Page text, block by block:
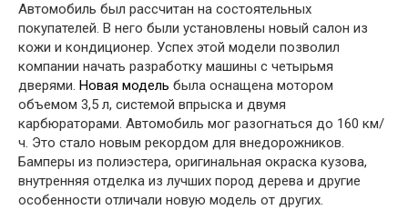
Автомобиль был рассчитан на состоятельных
покупателей. В него были установлены новый салон из
кожи и кондиционер. Успех этой модели позволил
компании начать разработку машины с четырьмя
дверями. Новая модель была оснащена мотором
объемом 3,5 л, системой впрыска и двумя
карбюраторами. Автомобиль мог разогнаться до 160 км/
ч. Это стало новым рекордом для внедорожников.
Бамперы из полиэстера, оригинальная окраска кузова,
внутренняя отделка из лучших пород дерева и другие
особенности отличали новую модель от других.